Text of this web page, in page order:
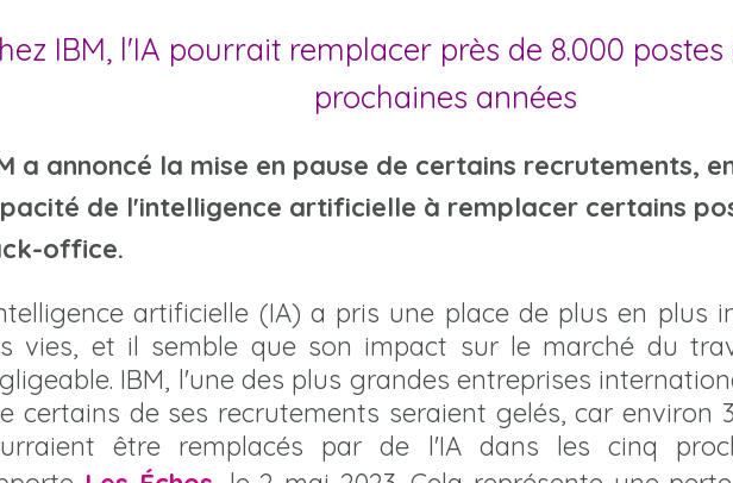
IBM, l'IA pourrait remplacer près de 8.000
prochaines années
a annoncé la mise en pause de certains recrutements,
de l'intelligence artificielle à remplacer certains
office.
artificielle (IA) a pris une place de plus en plus
vies, et il semble que son impact sur le marché du
IBM, l'une des plus grandes entreprises
certains de ses recrutements seraient gelés, car environ
être remplacés par de l'IA dans les cinq